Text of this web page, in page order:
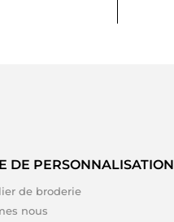
DE PERSONNALISATION
de broderie
nous